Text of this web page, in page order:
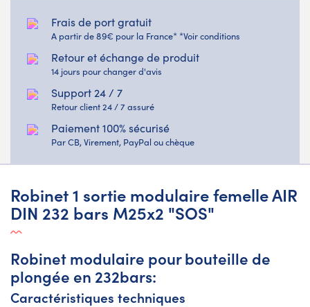
Frais de port gratuit
A partir de 89€ pour la France* *Voir conditions
Retour et échange de produit
14 jours pour changer d'avis
Support 24 / 7
Retour client 24 / 7 assuré
Paiement 100% sécurisé
Par CB, Virement, PayPal ou chèque
Robinet 1 sortie modulaire femelle AIR
DIN 232 bars M25x2 "SOS"
Robinet modulaire pour bouteille de
plongée en 232bars:
Caractéristiques techniques